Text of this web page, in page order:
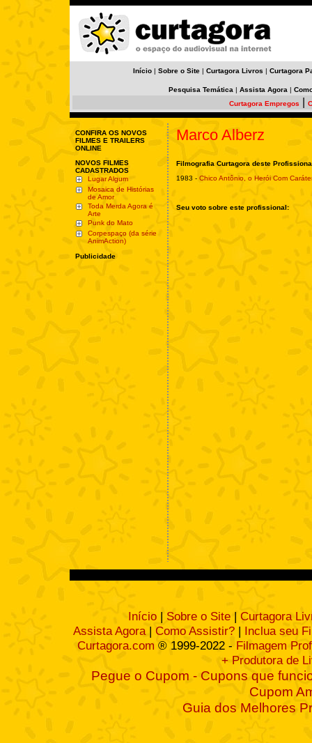
Início | Sobre o Site | Curtagora Livros | Curtagora
Pesquisa Temática | Assista Agora |
Curtagora Empregos
CONFIRA OS NOVOS
FILMES E TRAILERS
ONLINE
NOVOS FILMES
CADASTRADOS
Lugar Algum
Mosaica de Histórias
de Amor
Toda Merda Agora é
Arte
Punk do Mato
Corpespaço (da série
AnimAction)
Publicidade
Marco Alberz
Filmografia Curtagora deste
1983 - Chico Antônio, o Herói Com
Seu voto sobre este profissional:
Início | Sobre o Site | Curtagora
Assista Agora| Como Assistir? | Inclua seu
Curtagora.com ® 1999-2022 - Filmagem
+ Produtora de
Pegue o Cupom - Cupons que
Cupom
Guia dos Melhores